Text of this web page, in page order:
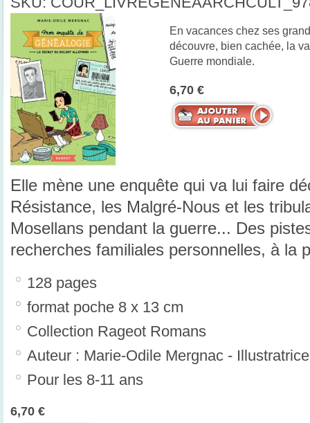
En vacances chez ses
découvre, bien cachée, la
Guerre mondiale.
6,70 €
Elle mène une enquête qui va lui faire
Résistance, les Malgré-Nous et les
Mosellans pendant la guerre... Des
recherches familiales personnelles, à la
128 pages
format poche 8 x 13 cm
Collection Rageot Romans
Auteur : Marie-Odile Mergnac -
Pour les 8-11 ans
6,70 €